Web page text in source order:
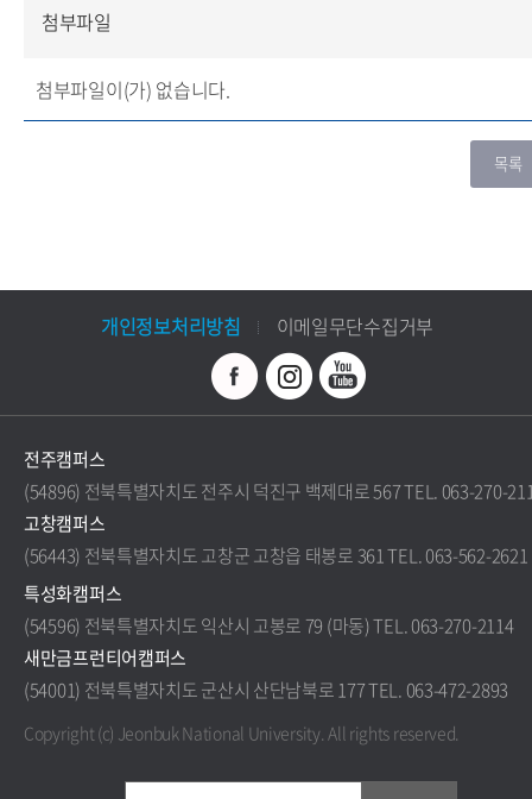
첨부파일
첨부파일이(가) 없습니다.
개인정보처리방침 이메일무단수집거부
전주캠퍼스
(54896) 전북특별자치도 전주시 덕진구 백제대로 567 TEL. 063-270-
고창캠퍼스
(56443) 전북특별자치도 고창군 고창읍 태봉로 361 TEL. 063-562-2621
특성화캠퍼스
(54596) 전북특별자치도 익산시 고봉로 79 (마동) TEL. 063-270-2114
새만금프런티어캠퍼스
(54001) 전북특별자치도 군산시 산단남북로 177 TEL. 063-472-2893
Copyright (c) Jeonbuk National University.All rights reserved.